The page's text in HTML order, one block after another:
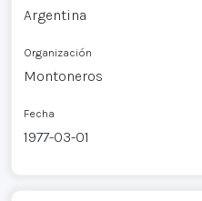
Argentina
Organización
Montoneros
Fecha
1977-03-01